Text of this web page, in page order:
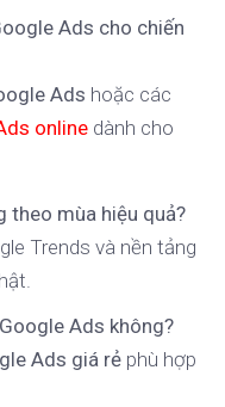
Ads cho chiến
Ads hoặc các
online dành cho
theo mùa hiệu quả?
Trends và nền tảng
Ads không?
Ads giá rẻ phù hợp